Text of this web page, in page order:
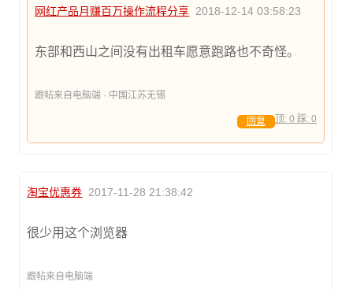
网红产品月赚百万操作流程分享 2018-12-14 03:58:23
东部和西山之间没有出租车愿意跑路也不奇怪。
跟帖来自电脑端 · 中国江苏无锡
顶: 0 踩: 0
回复
淘宝优惠券 2017-11-28 21:38:42
很少用这个浏览器
跟帖来自电脑端